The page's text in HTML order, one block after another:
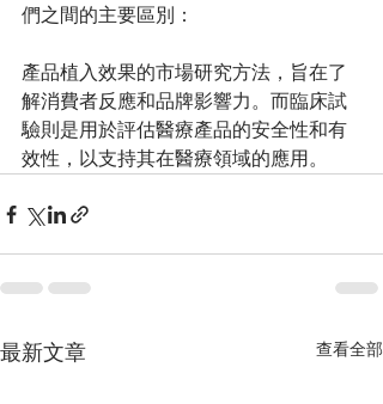
們之間的主要區別：
產品植入效果的市場研究方法，旨在了
解消費者反應和品牌影響力。而臨床試
驗則是用於評估醫療產品的安全性和有
效性，以支持其在醫療領域的應用。
最新文章 查看全部